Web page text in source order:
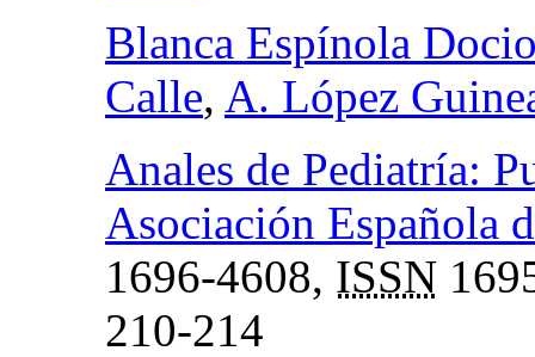
Blanca Espínola
Calle, A. López
Anales de Pediatría:
Asociación Española
1696-4608, ISSN
210-214